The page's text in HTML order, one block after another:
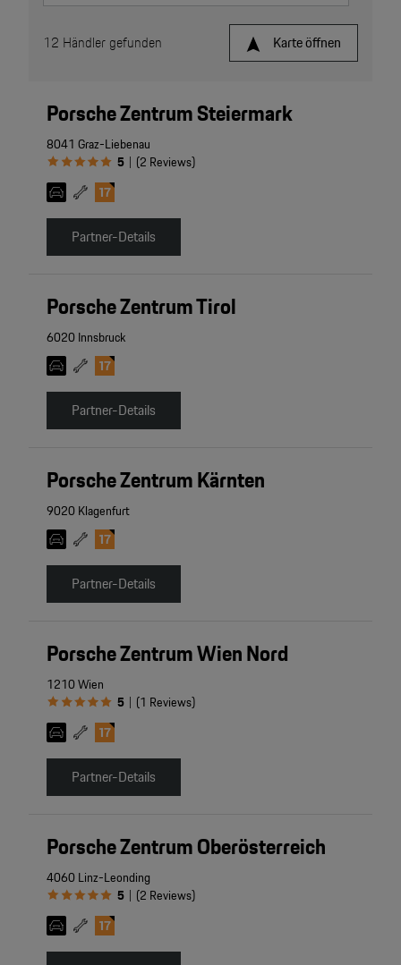
Karte öffnen
12 Händler gefunden
Porsche Zentrum Steiermark
8041 Graz-Liebenau
5 | (2 Reviews)
Partner-Details
Porsche Zentrum Tirol
6020 Innsbruck
Partner-Details
Porsche Zentrum Kärnten
9020 Klagenfurt
Partner-Details
Porsche Zentrum Wien Nord
1210 Wien
5 | (1 Reviews)
Partner-Details
Porsche Zentrum Oberösterreich
4060 Linz-Leonding
5 | (2 Reviews)